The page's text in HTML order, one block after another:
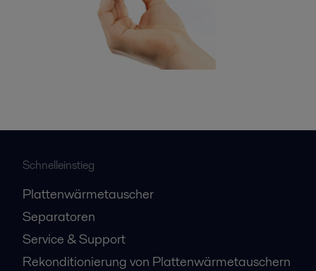
Schnelleinstieg
Plattenwärmetauscher
Separatoren
Service & Support
Rekonditionierung von Plattenwärmetauschern